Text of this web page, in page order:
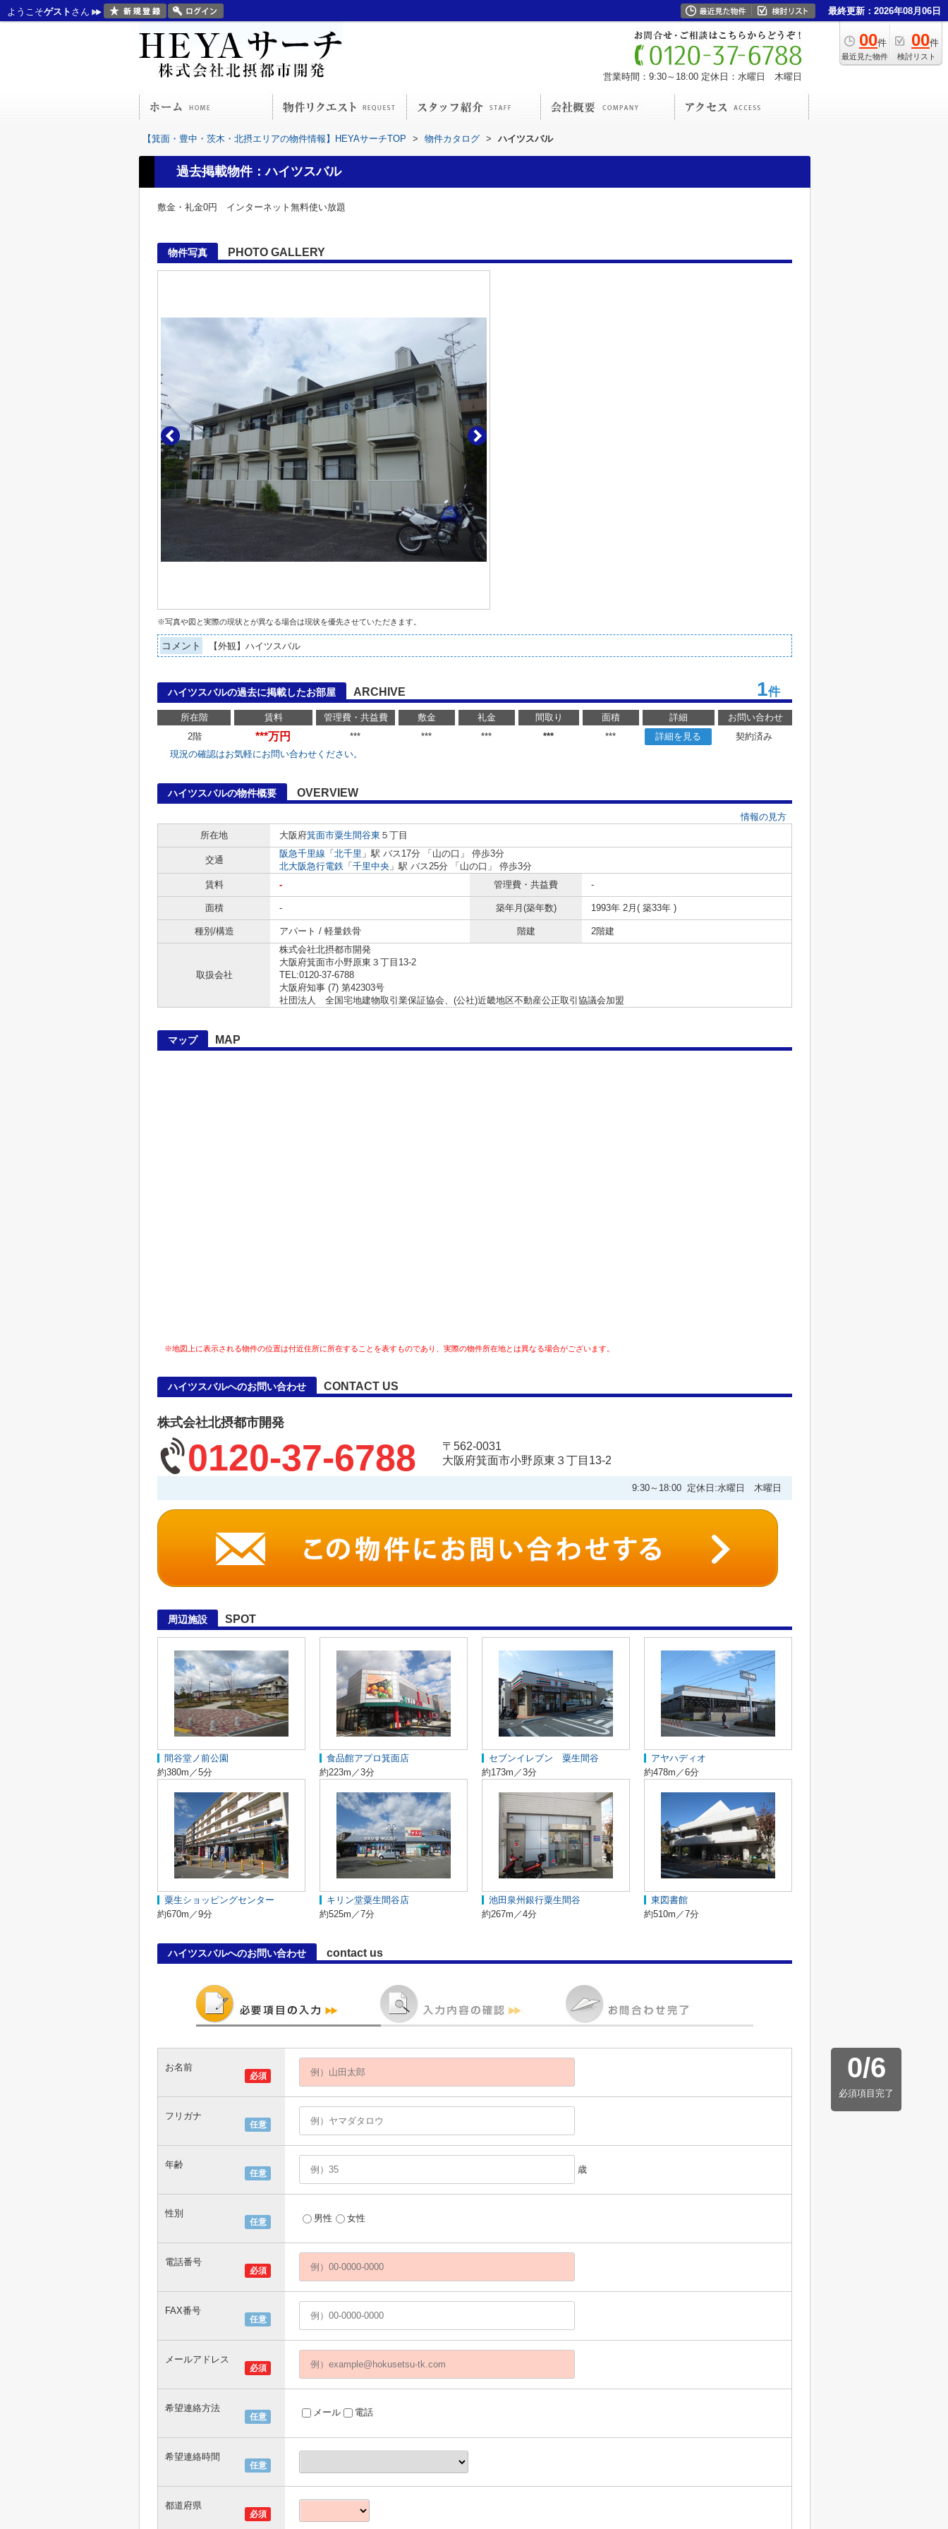
ようこそゲスト さん 最終更新：2026年08月06日
00件
最近見た物件
00件
検討リスト
営業時間：9:30～18:00 定休日：水曜日 木曜日
【箕面・豊中・茨木・北摂エリアの物件情報】HEYAサーチTOP > 物件カタログ > ハイツスバル
過去掲載物件：ハイツスバル
敷金・礼金0円 インターネット無料使い放題
物件写真 PHOTO GALLERY
※写真や図と実際の現状とが異なる場合は現状を優先させていただきます。
コメント 【外観】ハイツスバル
ハイツスバルの過去に掲載したお部屋 ARCHIVE 1件
所在階 賃料 管理費・共益費 敷金 礼金 間取り 面積 詳細
お問い合わせ
2階
***万円 *** *** *** *** *** 詳細を見る
契約済み
現況の確認はお気軽にお問い合わせください。
ハイツスバルの物件概要 OVERVIEW
情報の見方
所在地
大阪府箕面市粟生間谷東 ５丁目
交通
阪急千里線 「 北千里 」駅 バス17分 「山の口」 停歩3分
北大阪急行電鉄 「 千里中央 」駅 バス25分 「山の口」 停歩3分
賃料
- 管理費・共益費 -
面積 - 築年月(築年数) 1993年 2月( 築33年 )
種別/構造 アパート / 軽量鉄骨 階建 2階建
取扱会社
株式会社北摂都市開発
大阪府箕面市小野原東３丁目13-2
TEL:0120-37-6788
大阪府知事 (7) 第42303号
社団法人 全国宅地建物取引業保証協会、(公社)近畿地区不動産公正取引協議会加盟
マップ MAP
※地図上に表示される物件の位置は付近住所に所在することを表すものであり、実際の物件所在地とは異なる場合がございます。
ハイツスバルへのお問い合わせ CONTACT US
株式会社北摂都市開発
0120-37-6788
〒562-0031
大阪府箕面市小野原東３丁目13-2
9:30～18:00 定休日:水曜日 木曜日
周辺施設 SPOT
間谷堂ノ前公園
約380m／5分
食品館アプロ箕面店
約223m／3分
セブンイレブン 粟生間谷
約173m／3分
アヤハディオ
約478m／6分
粟生ショッピングセンター
約670m／9分
キリン堂粟生間谷店
約525m／7分
池田泉州銀行粟生間谷
約267m／4分
東図書館
約510m／7分
ハイツスバルへのお問い合わせ contact us
0/6
必須項目完了
必須
お名前
任意
フリガナ
任意
年齢 歳
任意
性別 男性 女性
必須
電話番号
任意
FAX番号
必須
メールアドレス
任意
希望連絡方法 メール 電話
任意
希望連絡時間
必須
都道府県